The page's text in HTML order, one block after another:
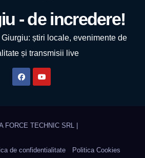
- de incredere!
știri locale, evenimente de
și transmisii live
de confidentialitate Politica Cookies